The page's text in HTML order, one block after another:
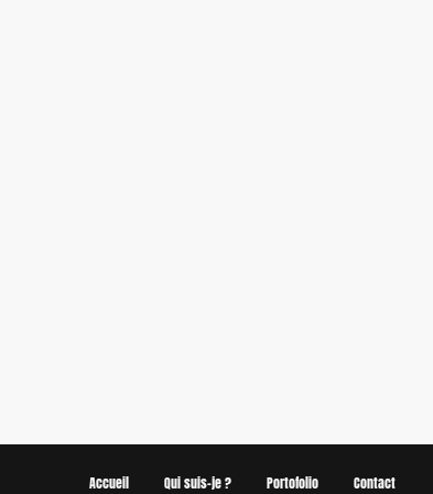
Accueil Qui suis-je ? Portofolio Contact